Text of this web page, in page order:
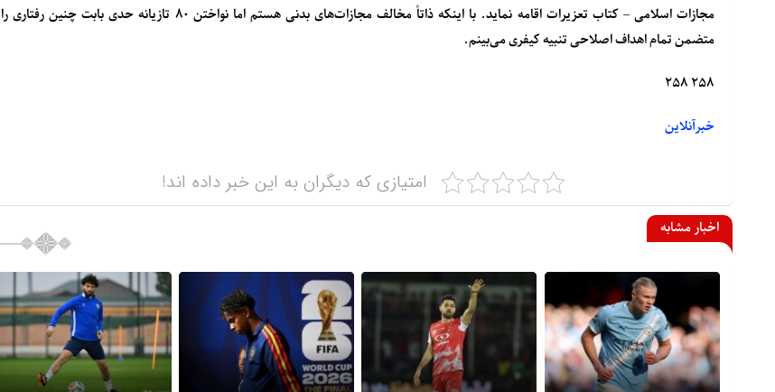
مجازات اسلامی – کتاب تعزیرات اقامه نماید. با اینکه ذاتاً مخالف مجازات‌های بدنی هستم اما نواختن ۸۰ تازیانه حدی بابت چنین رفتاری را
متضمن تمام اهداف اصلاحی تنبیه کیفری می‌بینم.
۲۵۸ ۲۵۸
خبرآنلاین
امتیازی که دیگران به این خبر داده اند!
اخبار مشابه